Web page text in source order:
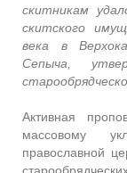
скитникам
скитского
века в
Сепыча,
Активная
массовому
православной